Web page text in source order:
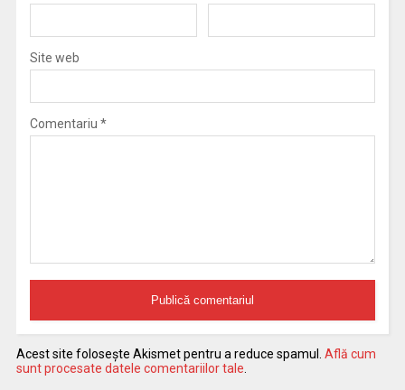
Site web
Comentariu *
Acest site folosește Akismet pentru a reduce spamul. Află cum
sunt procesate datele comentariilor tale